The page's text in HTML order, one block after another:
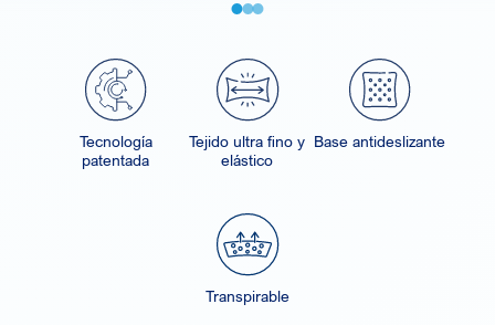
Tecnología
patentada
Tejido ultra fino y
elástico
Base antideslizante
Transpirable